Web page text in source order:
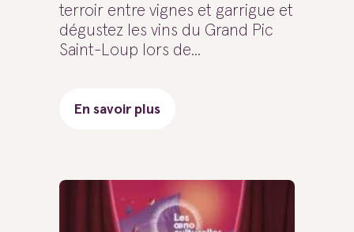
terroir entre vignes et garrigue et
dégustez les vins du Grand Pic
Saint-Loup lors de...
En savoir plus